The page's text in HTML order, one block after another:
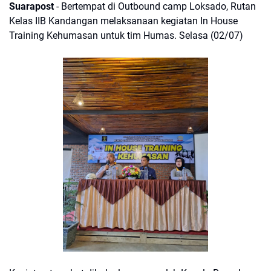
Suarapost- Bertempat di Outbound camp Loksado, Rutan
Kelas IIB Kandangan melaksanaan kegiatan In House
Training Kehumasan untuk tim Humas. Selasa (02/07)